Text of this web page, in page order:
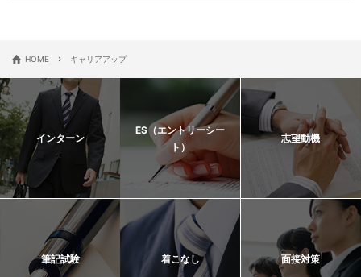
HOME › キャリアアップ
インターン
ES（エントリーシー
ト）
志望動機
筆記試験 着こなし 面接対策